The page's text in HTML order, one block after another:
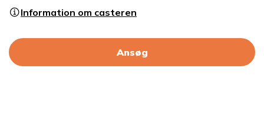
Information om casteren
Ansøg